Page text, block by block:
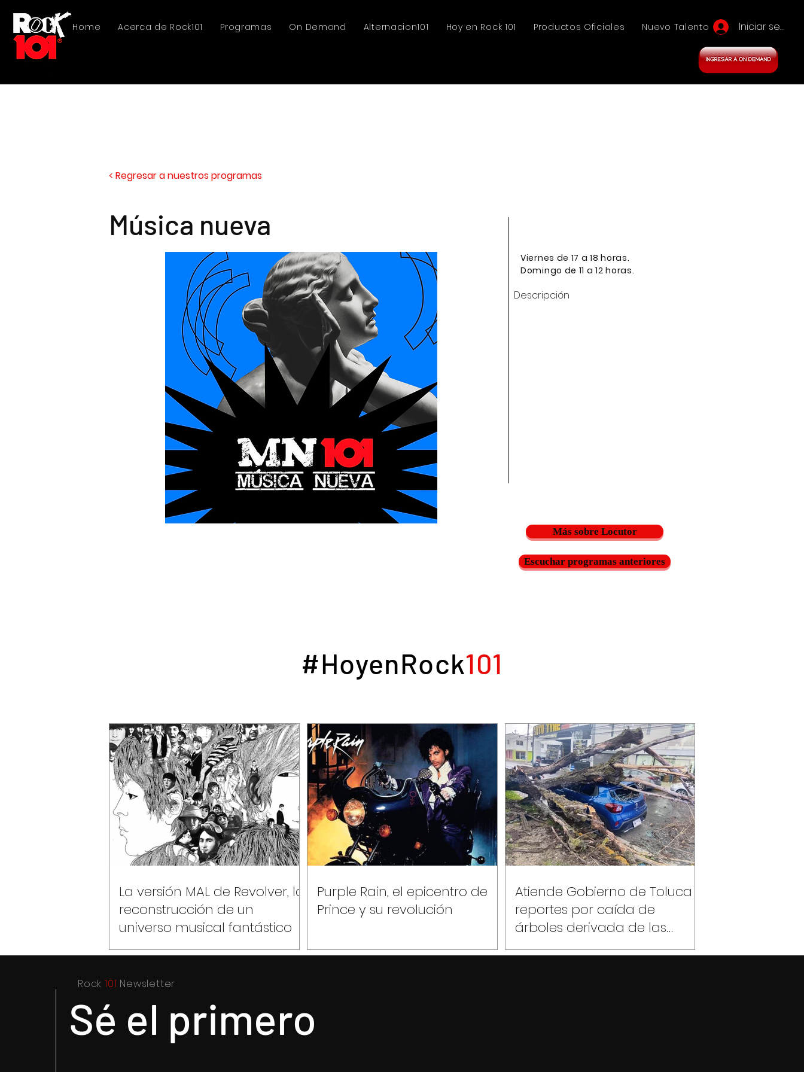
Home Acerca de Rock101 Programas On Demand Alternacion101 Hoy en Rock 101 Productos Oficiales Nuevo Talento Iniciar sesión
< Regresar a nuestros programas
Música nueva
Viernes de 17 a 18 horas.
Domingo de 11 a 12 horas.
Descripción
Más sobre Locutor
Escuchar programas anteriores
#HoyenRock101
La versión MAL de Revolver, la
reconstrucción de un
universo musical fantástico
Purple Rain, el epicentro de
Prince y su revolución
Atiende Gobierno de Toluca
reportes por caída de
árboles derivada de las
lluvias y fuertes vientos
Rock 101 Newsletter
Sé el primero